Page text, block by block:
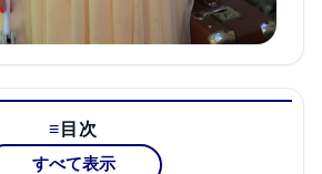
目次
すべて表示